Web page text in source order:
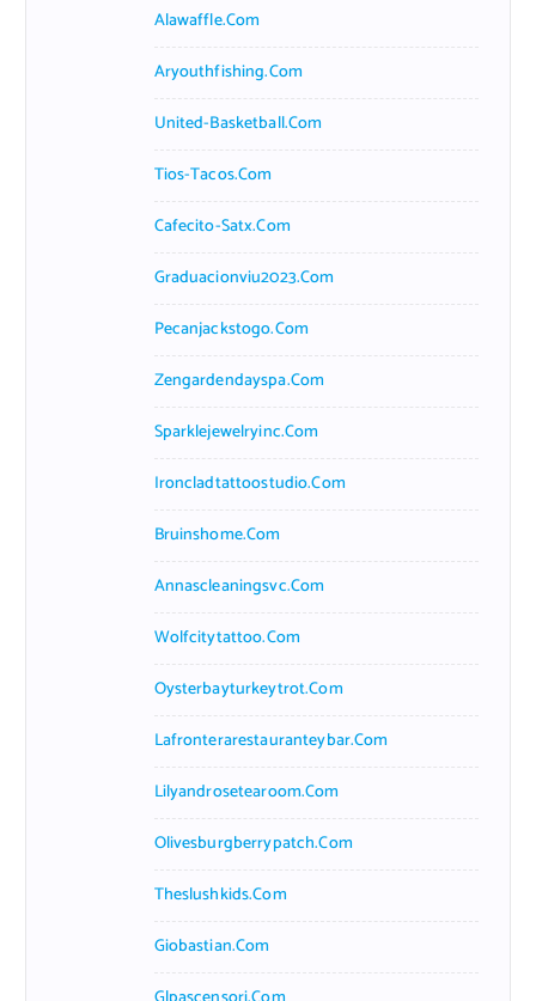
Alawaffle.com
Aryouthfishing.com
United-Basketball.com
Tios-Tacos.com
Cafecito-Satx.com
Graduacionviu2023.com
Pecanjackstogo.com
Zengardendayspa.com
Sparklejewelryinc.com
Ironcladtattoostudio.com
Bruinshome.com
Annascleaningsvc.com
Wolfcitytattoo.com
Oysterbayturkeytrot.com
Lafronterarestauranteybar.com
Lilyandrosetearoom.com
Olivesburgberrypatch.com
Theslushkids.com
Giobastian.com